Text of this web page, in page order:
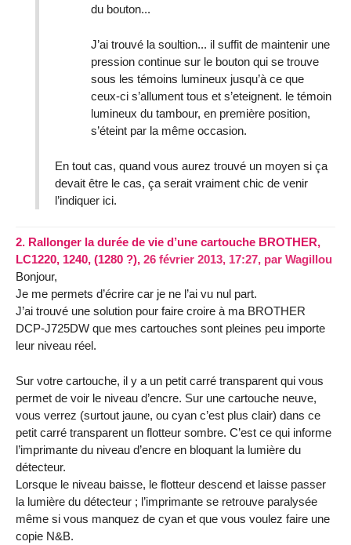
du bouton...
J’ai trouvé la soultion... il suffit de maintenir une
pression continue sur le bouton qui se trouve
sous les témoins lumineux jusqu’à ce que
ceux-ci s’allument tous et s’eteignent. le témoin
lumineux du tambour, en première position,
s’éteint par la même occasion.
En tout cas, quand vous aurez trouvé un moyen si ça
devait être le cas, ça serait vraiment chic de venir
l’indiquer ici.
2. Rallonger la durée de vie d’une cartouche BROTHER,
LC1220, 1240, (1280 ?), 26 février 2013, 17:27, par Wagillou
Bonjour,
Je me permets d’écrire car je ne l’ai vu nul part.
J’ai trouvé une solution pour faire croire à ma BROTHER
DCP-J725DW que mes cartouches sont pleines peu importe
leur niveau réel.
Sur votre cartouche, il y a un petit carré transparent qui vous
permet de voir le niveau d’encre. Sur une cartouche neuve,
vous verrez (surtout jaune, ou cyan c’est plus clair) dans ce
petit carré transparent un flotteur sombre. C’est ce qui informe
l’imprimante du niveau d’encre en bloquant la lumière du
détecteur.
Lorsque le niveau baisse, le flotteur descend et laisse passer
la lumière du détecteur ; l’imprimante se retrouve paralysée
même si vous manquez de cyan et que vous voulez faire une
copie N&B.